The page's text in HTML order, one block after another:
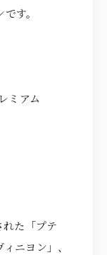
す。
ミアム
た「プテ
ニヨン」、